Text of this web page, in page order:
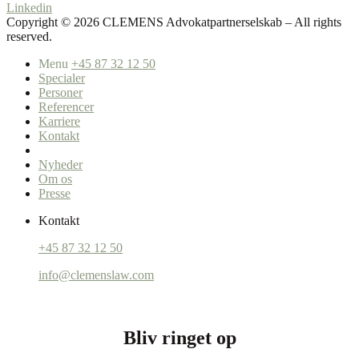
Linkedin
Copyright ©️ 2026 CLEMENS Advokatpartnerselskab – All rights
reserved.
Menu +45 87 32 12 50
Specialer
Personer
Referencer
Karriere
Kontakt
Nyheder
Om os
Presse
Kontakt
+45 87 32 12 50
info@clemenslaw.com
Bliv ringet op